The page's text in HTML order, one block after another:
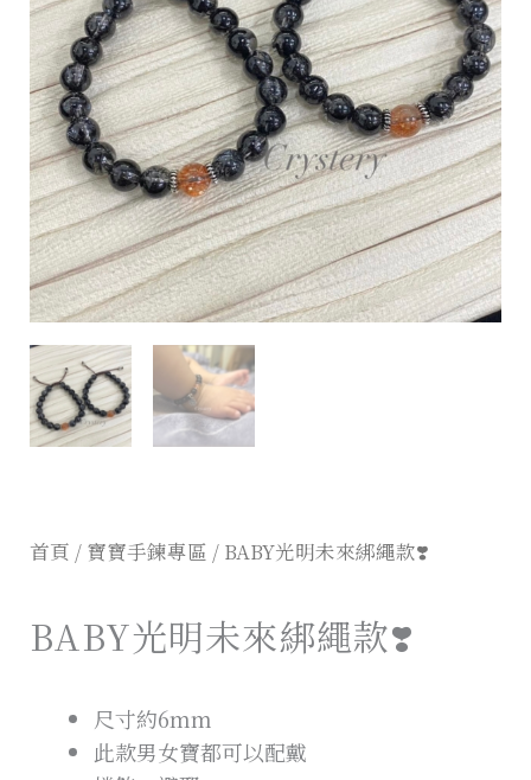
首頁 / 寶寶手鍊專區 / BABY光明未來綁繩款❣️
BABY光明未來綁繩款❣️
尺寸約6mm
此款男女寶都可以配戴